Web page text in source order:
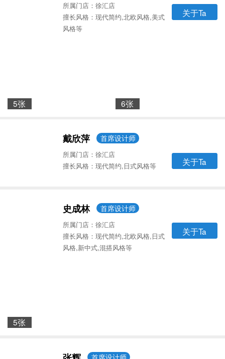
所属门店：徐汇店
擅长风格：现代简约,北欧风格,美式
风格等
关于Ta
5张 6张
戴欣萍 首席设计师
所属门店：徐汇店
擅长风格：现代简约,日式风格等
关于Ta
史成林 首席设计师
所属门店：徐汇店
擅长风格：现代简约,北欧风格,日式
风格,新中式,混搭风格等
关于Ta
5张
首席设计师